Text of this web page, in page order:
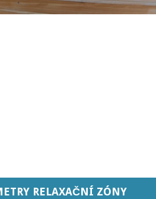
RELAXAČNÍ ZÓNY